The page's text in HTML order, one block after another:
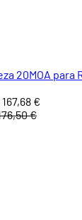
20MOA
167,68 €
€